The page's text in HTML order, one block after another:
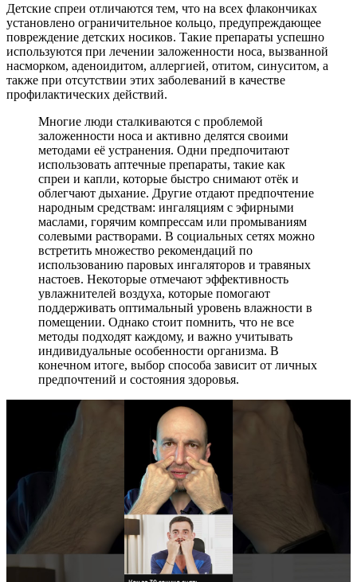
Детские спреи отличаются тем, что на всех флакончиках
установлено ограничительное кольцо, предупреждающее
повреждение детских носиков. Такие препараты успешно
используются при лечении заложенности носа, вызванной
насморком, аденоидитом, аллергией, отитом, синуситом, а
также при отсутствии этих заболеваний в качестве
профилактических действий.
Многие люди сталкиваются с проблемой
заложенности носа и активно делятся своими
методами её устранения. Одни предпочитают
использовать аптечные препараты, такие как
спреи и капли, которые быстро снимают отёк и
облегчают дыхание. Другие отдают предпочтение
народным средствам: ингаляциям с эфирными
маслами, горячим компрессам или промываниям
солевыми растворами. В социальных сетях можно
встретить множество рекомендаций по
использованию паровых ингаляторов и травяных
настоев. Некоторые отмечают эффективность
увлажнителей воздуха, которые помогают
поддерживать оптимальный уровень влажности в
помещении. Однако стоит помнить, что не все
методы подходят каждому, и важно учитывать
индивидуальные особенности организма. В
конечном итоге, выбор способа зависит от личных
предпочтений и состояния здоровья.